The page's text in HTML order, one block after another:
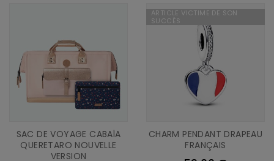
SAC DE VOYAGE CABAÏA
QUERETARO NOUVELLE
VERSION
CHARM PENDANT DRAPEAU
FRANÇAIS
ARTICLE VICTIME DE SON
SUCCÈS